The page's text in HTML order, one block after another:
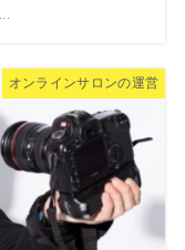
オンラインサロンの運営